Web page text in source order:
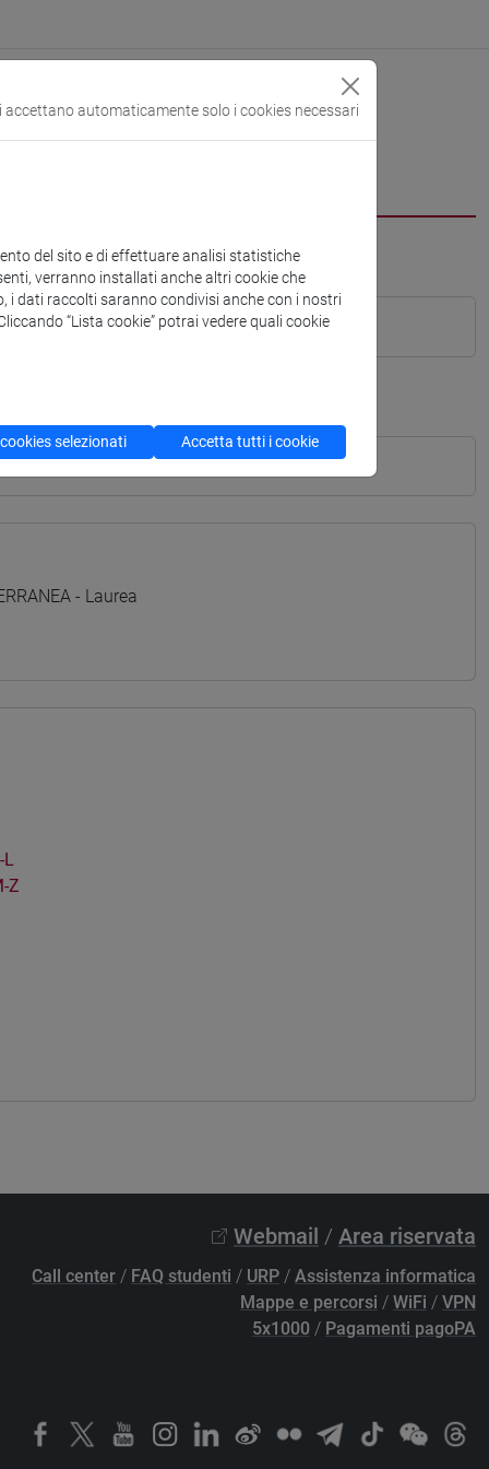
- Laurea
L
Z
Webmail / Area riservata
Call center / FAQ studenti / URP / Assistenza informatica
Mappe e percorsi / WiFi / VPN
5x1000 / Pagamenti pagoPA
automaticamente solo i cookies necessari
del sito e di effettuare analisi statistiche
verranno installati anche altri cookie che
i dati raccolti saranno condivisi anche con i nostri
“Lista cookie” potrai vedere quali cookie
selezionati Accetta tutti i cookie